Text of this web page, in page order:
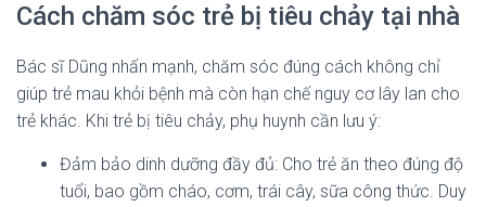
Cách chăm sóc trẻ bị tiêu chảy tại nhà
Bác sĩ Dũng nhấn mạnh, chăm sóc đúng cách không chỉ
giúp trẻ mau khỏi bệnh mà còn hạn chế nguy cơ lây lan cho
trẻ khác. Khi trẻ bị tiêu chảy, phụ huynh cần lưu ý:
Đảm bảo dinh dưỡng đầy đủ: Cho trẻ ăn theo đúng độ
tuổi, bao gồm cháo, cơm, trái cây, sữa công thức. Duy